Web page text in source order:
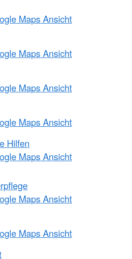
Maps Ansicht
Maps Ansicht
Maps Ansicht
Maps Ansicht
Hilfen
Maps Ansicht
Maps Ansicht
Maps Ansicht